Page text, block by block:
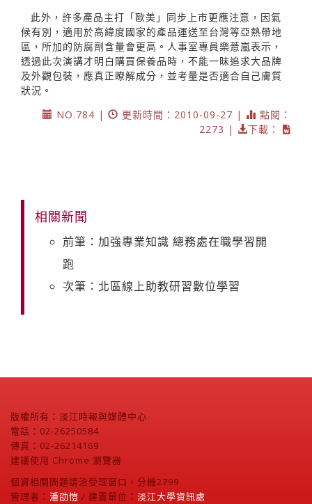
此外，許多產品主打「歐美」同步上市更應注意，因氣
候有別，適用於高緯度國家的產品運送至台灣等亞熱帶地
區，所加的防腐劑含量會更高。人事室專員樂薏嵐表示，
透過此次演講才明白購買保養品時，不能一昧追求大品牌
及外觀包裝，應真正瞭解成分，並考量是否適合自己膚質
狀況。
NO.784 |
更新時間：2010-09-27 |
點閱：
2273 |
下載：
相關新聞
前筆：加強專業知識 總務處在職學習開
跑
次筆：北區線上助教研習數位學習
版權所有：淡江時報與媒體中心
電話：02-26250584
傳真：02-26214169
建議使用 Chrome 瀏覽器
個資相關問題請洽受理窗口，分機2799
管理者： 潘劭愷 / 建置單位： 淡江大學資訊處